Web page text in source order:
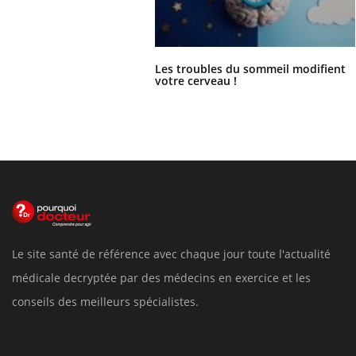
Les troubles du sommeil modifient
votre cerveau !
Le site santé de référence avec chaque jour toute l'actualité
médicale decryptée par des médecins en exercice et les
conseils des meilleurs spécialistes.